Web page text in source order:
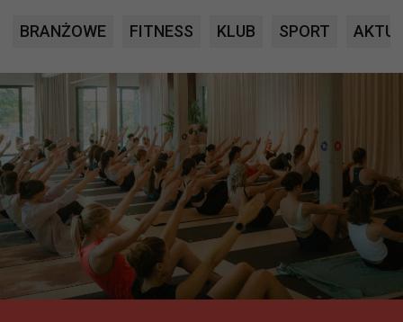
BRANŻOWE FITNESS KLUB SPORT